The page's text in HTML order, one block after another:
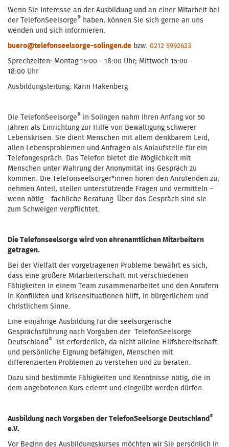
Wenn Sie Interesse an der Ausbildung und an einer Mitarbeit bei
der TelefonSeelsorge® haben, können Sie sich gerne an uns
wenden und sich informieren.
buero@telefonseelsorge-solingen.de bzw. 0212 5992623
Sprechzeiten: Montag 15:00 - 18:00 Uhr; Mittwoch 15:00 -
18:00 Uhr
Ausbildungsleitung: Karin Hakenberg
Die TelefonSeelsorge® in Solingen nahm ihren Anfang vor 50
Jahren als Einrichtung zur Hilfe von Bewältigung schwerer
Lebenskrisen. Sie dient Menschen mit allem denkbarem Leid,
allen Lebensproblemen und Anfragen als Anlaufstelle für ein
Telefongespräch. Das Telefon bietet die Möglichkeit mit
Menschen unter Wahrung der Anonymität ins Gespräch zu
kommen. Die Telefonseelsorger*innen hören den Anrufenden zu,
nehmen Anteil, stellen unterstützende Fragen und vermitteln –
wenn nötig – fachliche Beratung. Über das Gespräch sind sie
zum Schweigen verpflichtet.
Die Telefonseelsorge wird von ehrenamtlichen Mitarbeitern
getragen.
Bei der Vielfalt der vorgetragenen Probleme bewährt es sich,
dass eine größere Mitarbeiterschaft mit verschiedenen
Fähigkeiten in einem Team zusammenarbeitet und den Anrufern
in Konflikten und Krisensituationen hilft, in bürgerlichem und
christlichem Sinne.
Eine einjährige Ausbildung für die seelsorgerische
Gesprächsführung nach Vorgaben der TelefonSeelsorge
Deutschland ®
ist erforderlich, da nicht alleine Hilfsbereitschaft
und persönliche Eignung befähigen, Menschen mit
differenzierten Problemen zu verstehen und zu beraten.
Dazu sind bestimmte Fähigkeiten und Kenntnisse nötig, die in
dem angebotenen Kurs erlernt und eingeübt werden dürfen.
Ausbildung nach Vorgaben der TelefonSeelsorge Deutschland ®
e.V.
Vor Beginn des Ausbildungskurses möchten wir Sie persönlich in